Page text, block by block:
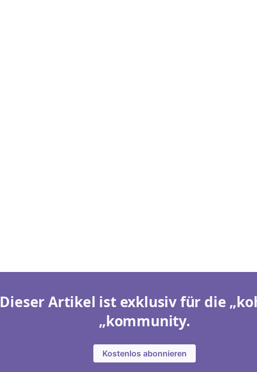
Dieser Artikel ist exklusiv für die
„kommunity.
Kostenlos abonnieren